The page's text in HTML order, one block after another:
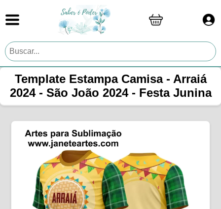
Template Estampa Camisa - Arraiá
2024 - São João 2024 - Festa Junina